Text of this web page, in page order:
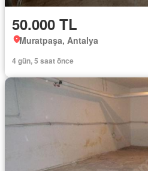
50.000 TL
Muratpaşa, Antalya
4 gün, 5 saat önce